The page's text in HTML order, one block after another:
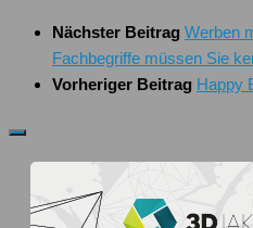
Nächster Beitrag Werben
Fachbegriffe müssen Sie
Vorheriger Beitrag Happy